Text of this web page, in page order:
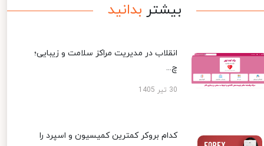
بیشتر بدانید
انقلاب در مدیریت مراکز سلامت و زیبایی؛
چ...
30 تیر 1405
کدام بروکر کمترین کمیسیون و اسپرد را